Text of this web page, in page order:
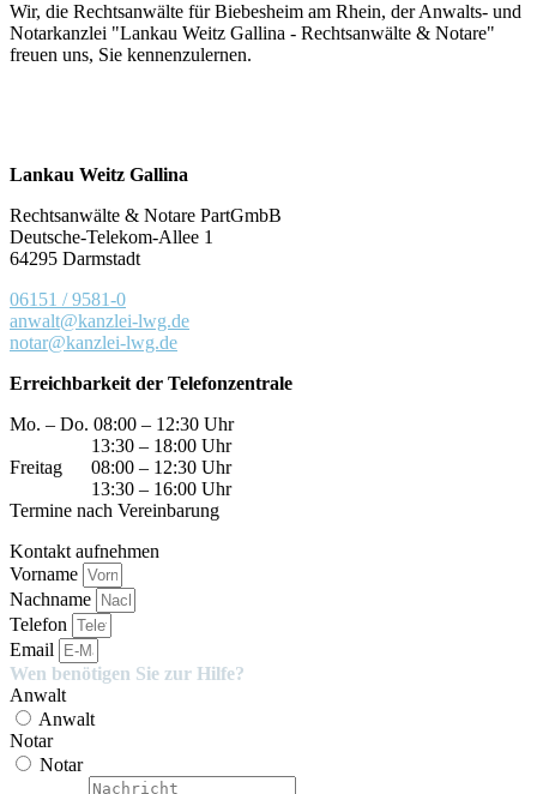
Wir, die Rechtsanwälte für Biebesheim am Rhein, der Anwalts- und
Notarkanzlei "Lankau Weitz Gallina - Rechtsanwälte & Notare"
freuen uns, Sie kennenzulernen.
Lankau Weitz Gallina
Rechtsanwälte & Notare PartGmbB
Deutsche-Telekom-Allee 1
64295 Darmstadt
06151 / 9581-0
anwalt@kanzlei-lwg.de
notar@kanzlei-lwg.de
Erreichbarkeit der Telefonzentrale
Mo. – Do. 08:00 – 12:30 Uhr
13:30 – 18:00 Uhr
Freitag 08:00 – 12:30 Uhr
13:30 – 16:00 Uhr
Termine nach Vereinbarung
Kontakt aufnehmen
Vorname
Nachname
Telefon
Email
Wen benötigen Sie zur Hilfe?
Anwalt
Anwalt
Notar
Notar